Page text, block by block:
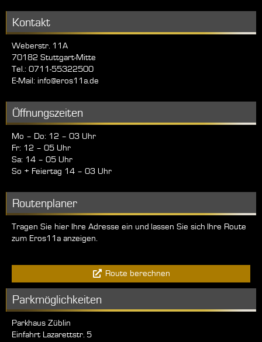
Kontakt
Weberstr. 11A
70182 Stuttgart-Mitte
Tel.: 0711-55322500
E-Mail: info@eros11a.de
Öffnungszeiten
Mo – Do: 12 – 03 Uhr
Fr: 12 – 05 Uhr
Sa: 14 – 05 Uhr
So + Feiertag 14 – 03 Uhr
Routenplaner
Tragen Sie hier Ihre Adresse ein und lassen Sie sich Ihre Route
zum Eros11a anzeigen.
Route berechnen
Parkmöglichkeiten
Parkhaus Züblin
Einfahrt Lazarettstr. 5